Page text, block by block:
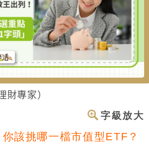
專家）
字級放大
該挑哪一檔市值型ETF？